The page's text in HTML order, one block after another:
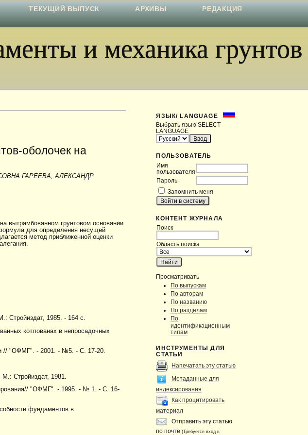
и механика грунтов
ЯЗЫК/ LANGUAGE
Выбрать язык/ SELECT
LANGUAGE
ПОЛЬЗОВАТЕЛЬ
Имя
пользователя
Пароль
Запомнить меня
КОНТЕНТ ЖУРНАЛА
Поиск
Область поиска
Просматривать
По выпускам
По авторам
По названию
По разделам
По
идентификационным
типам
ИНСТРУМЕНТЫ ДЛЯ
СТАТЬИ
Напечатать эту статью
Метаданные для
индексирования
Как процитировать
материал
Отправить эту статью
по почте(Требуется вход в
ТЕКУЩИЙ ВЫПУСК АРХИВЫ
РЕДАКЦИЯ
оболочек на
ГАРЕЕВА, АЛЕКСАНДР
вытрамбованном грунтовом основании.
для определения несущей
метод приближенной оценки
Стройиздат, 1985. - 164 с.
котлованах в непросадочных
// "ОФМГ". - 2001. - №5. - С. 17-20.
Стройиздат, 1981.
"ОФМГ". - 1995. - № 1. - С. 16-
фундаментов в